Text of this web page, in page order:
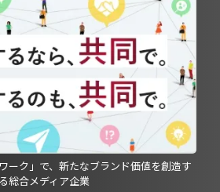
ーク」で、新たなブランド価値を創造す
る総合メディア企業